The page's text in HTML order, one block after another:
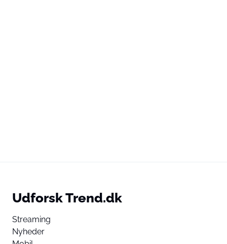
Udforsk Trend.dk
Streaming
Nyheder